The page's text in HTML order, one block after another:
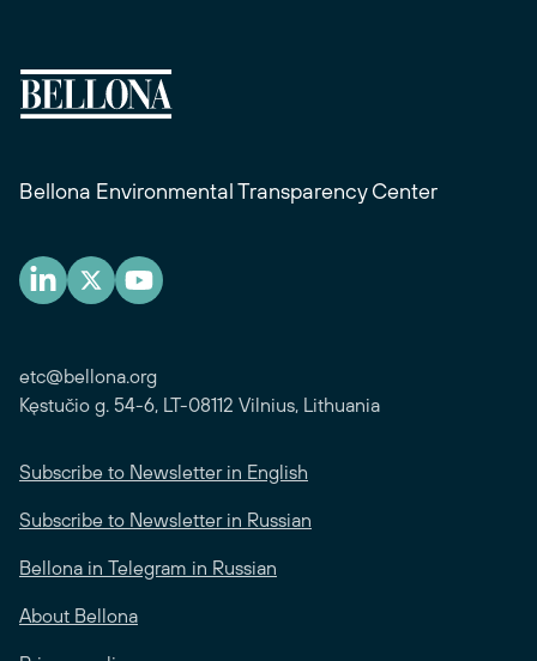
Bellona Environmental Transparency Center
etc@bellona.org
Kęstučio g. 54-6, LT-08112 Vilnius, Lithuania
Subscribe to Newsletter in English
Subscribe to Newsletter in Russian
Bellona in Telegram in Russian
About Bellona